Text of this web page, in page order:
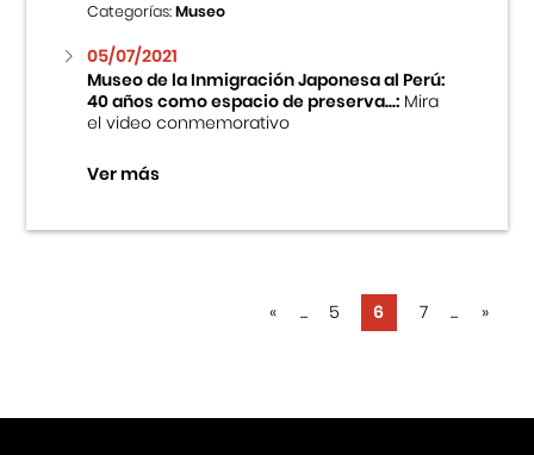
Categorías:Museo
05/07/2021
Museo de la Inmigración Japonesa al Perú:
40 años como espacio de preserva...:Mira
el video conmemorativo
Ver más
« ... 5 6 7 ... »